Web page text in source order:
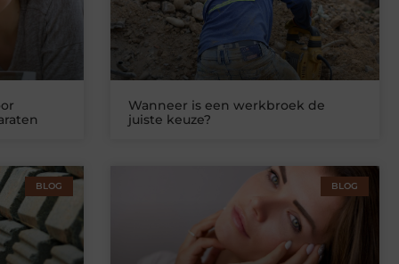
Wanneer is een werkbroek de
juiste keuze?
BLOG BLOG